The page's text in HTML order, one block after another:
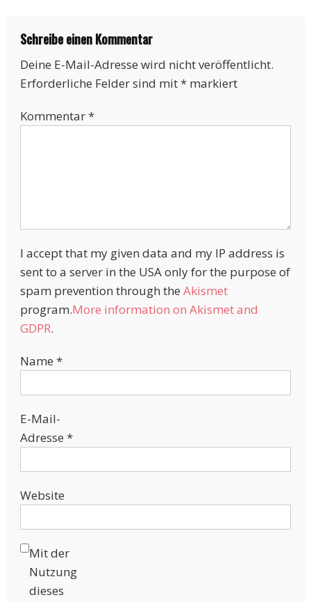
Schreibe einen Kommentar
Deine E-Mail-Adresse wird nicht veröffentlicht.
Erforderliche Felder sind mit*markiert
Kommentar*
I accept that my given data and my IP address is
sent to a server in the USA only for the purpose of
spam prevention through the Akismet
program.More information on Akismet and
GDPR.
Name *
E-Mail-
Adresse *
Website
Mit der
Nutzung
dieses